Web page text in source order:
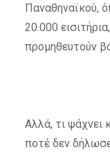
Παναθηναϊκού,
20.000
προμηθευτούν
Αλλά, τι ψάχνει
ποτέ δεν